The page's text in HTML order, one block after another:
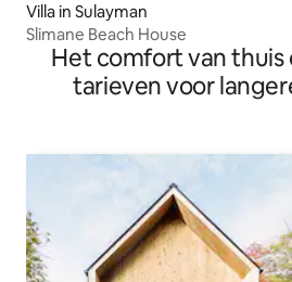
Villa in Sulayman
Slimane Beach House
Het comfort van
tarieven voor